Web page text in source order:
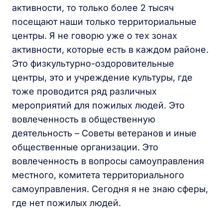
активности, то только более 2 тысяч
посещают наши только территориальные
центры. Я не говорю уже о тех зонах
активности, которые есть в каждом районе.
Это физкультурно-оздоровительные
центры, это и учреждение культуры, где
тоже проводится ряд различных
мероприятий для пожилых людей. Это
вовлеченность в общественную
деятельность – Советы ветеранов и иные
общественные организации. Это
вовлеченность в вопросы самоуправления
местного, комитета территориального
самоуправления. Сегодня я не знаю сферы,
где нет пожилых людей.